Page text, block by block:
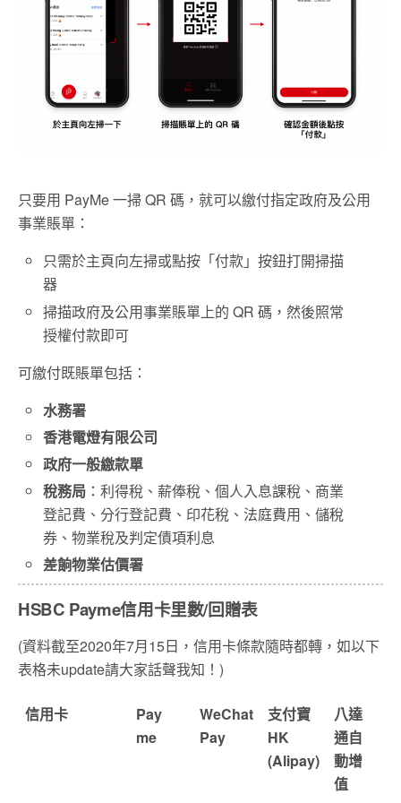
只要用 PayMe 一掃 QR 碼，就可以繳付指定政府及公用
事業賬單：
只需於主頁向左掃或點按「付款」按鈕打開掃描
器
掃描政府及公用事業賬單上的 QR 碼，然後照常
授權付款即可
可繳付既賬單包括：
水務署
香港電燈有限公司
政府一般繳款單
稅務局 ：利得稅、薪俸稅、個人入息課稅、商業
登記費、分行登記費、印花稅、法庭費用、儲稅
券、物業稅及判定債項利息
差餉物業估價署
HSBC Payme信用卡里數/回贈表
(資料截至2020年7月15日，信用卡條款隨時都轉，如以下
表格未update請大家話聲我知！)
信用卡
Pay
me
WeChat
Pay
支付寶
HK
(Alipay)
八達
通自
動增
值